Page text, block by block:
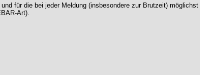
für die bei jeder Meldung (insbesondere zur Brutzeit) möglichst
Art).